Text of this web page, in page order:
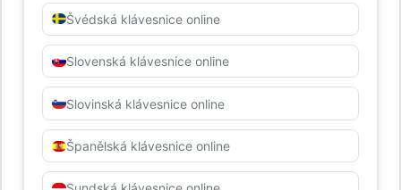
Švédská klávesnice online
Slovenská klávesnice online
Slovinská klávesnice online
Španělská klávesnice online